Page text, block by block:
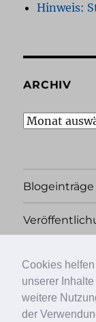
Cookies
unserer
weitere
der
Hinweis:
ARCHIV
Archiv
Blogeinträge
Übersicht